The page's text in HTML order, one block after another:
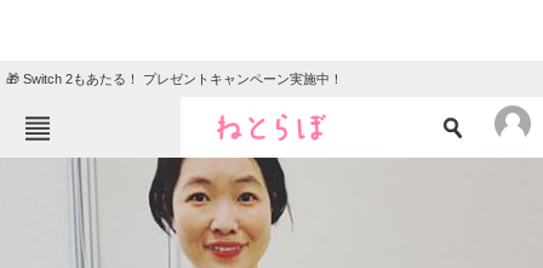
🎁 Switch 2もあたる！ プレゼントキャンペーン実施中！
ねとらぼメニュー
ニュース